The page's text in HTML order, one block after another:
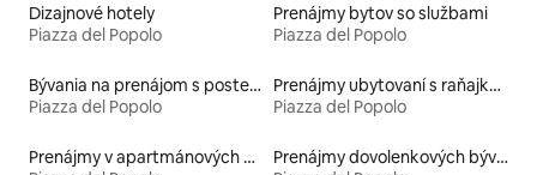
Dizajnové hotely
Piazza del Popolo
Prenájmy bytov so službami
Piazza del Popolo
Bývania na prenájom s posteľou s bezbariérovou výškou
Piazza del Popolo
Prenájmy ubytovaní s raňajkami
Piazza del Popolo
Prenájmy v apartmánových hoteloch
Prenájmy dovolenkových bývaní